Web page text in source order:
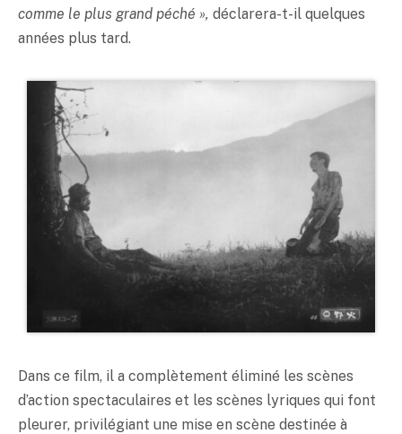
comme le plus grand péché », déclarera-t-il quelques
années plus tard.
Dans ce film, il a complètement éliminé les scènes
d’action spectaculaires et les scènes lyriques qui font
pleurer, privilégiant une mise en scène destinée à